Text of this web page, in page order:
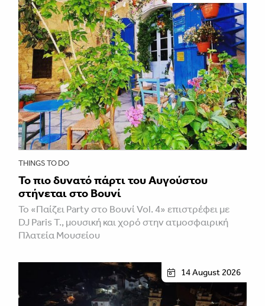
THINGS TO DO
Το πιο δυνατό πάρτι του Αυγούστου
στήνεται στο Βουνί
Το «Παίζει Party στο Βουνί Vol. 4» επιστρέφει με
DJ Paris T., μουσική και χορό στην ατμοσφαιρική
Πλατεία Μουσείου
14 August 2026